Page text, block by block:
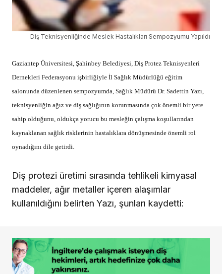
Diş Teknisyenliğinde Meslek Hastalıkları Sempozyumu Yapıldı
Gaziantep Üniversitesi, Şahinbey Belediyesi, Diş Protez Teknisyenleri
Dernekleri Federasyonu işbirliğiyle İl Sağlık Müdürlüğü eğitim
salonunda düzenlenen sempozyumda, Sağlık Müdürü Dr. Sadettin Yazı,
teknisyenliğin ağız ve diş sağlığının korunmasında çok önemli bir yere
sahip olduğunu, oldukça yorucu bu mesleğin çalışma koşullarından
kaynaklanan sağlık risklerinin hastalıklara dönüşmesinde önemli rol
oynadığını dile getirdi.
Diş protezi üretimi sırasında tehlikeli kimyasal
maddeler, ağır metaller içeren alaşımlar
kullanıldığını belirten Yazı, şunları kaydetti: